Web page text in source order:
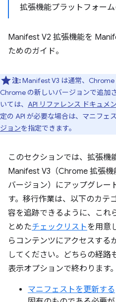
拡張機能プラットフォー
Manifest V2 拡張機能を
ためのガイド。
注:Manifest V3 は通常、Chrome
Chrome の新しいバージョンで追加
いては、 API リファレンス ドキュメ
定の API が必要な場合は、マニフェ
ジョンを指定できます。
このセクションでは、拡張機
Manifest V3（Chrome 拡張
バージョン）にアップグレー
す。移行作業は、以下のカテ
容を追跡できるように、これ
とめたチェックリストを用意
らコンテンツにアクセスする
してください。どちらの経路
表示オプションで終わります。
マニフェストを更新する